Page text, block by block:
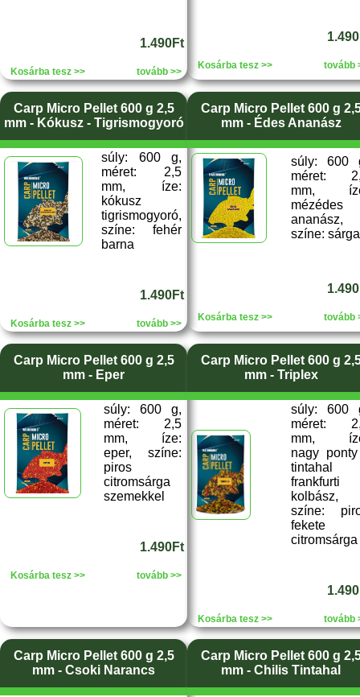
1.490Ft
Kosárba tesz >> tovább >>
Kosárba tesz >> tovább
Carp Micro Pellet 600 g 2,5
mm - Kókusz - Tigrismogyoró
súly: 600 g,
méret: 2,5
mm, íze:
kókusz
tigrismogyoró,
színe: fehér
barna
1.490Ft
Kosárba tesz >> tovább >>
Carp Micro Pellet 600 g
mm - Édes Ananász
súly: 600
méret:
mm,
mézédes
ananász,
színe: sárga
Kosárba tesz >> tovább
Carp Micro Pellet 600 g 2,5
mm - Eper
súly: 600 g,
méret: 2,5
mm, íze:
eper, színe:
piros
citromsárga
szemekkel
1.490Ft
Kosárba tesz >> tovább >>
Carp Micro Pellet 600 g
mm - Triplex
súly: 600
méret:
mm,
nagy
tintahal
frankfurti
kolbász,
színe:
fekete
citromsárga
Kosárba tesz >> tovább
Carp Micro Pellet 600 g 2,5
mm - Csoki Narancs
Carp Micro Pellet 600 g
mm - Chilis Tintahal